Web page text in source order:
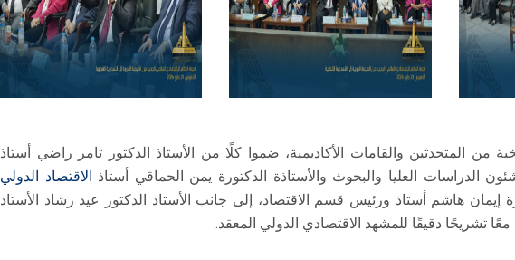
من المتحدثين والقامات الأكاديمية، ضموا كلًا من الأستاذ الدكتور تامر راضي أستاذ
الدراسات العليا والبحوث والأستاذة الدكتورة يمن الحماقي أستاذ الاقتصاد الدولي
إيمان هاشم أستاذ ورئيس قسم الاقتصاد، إلى جانب الأستاذ الدكتور عيد رشاد الأستاذ
تشريحًا دقيقًا للمشهد الاقتصادي الدولي المعقد.